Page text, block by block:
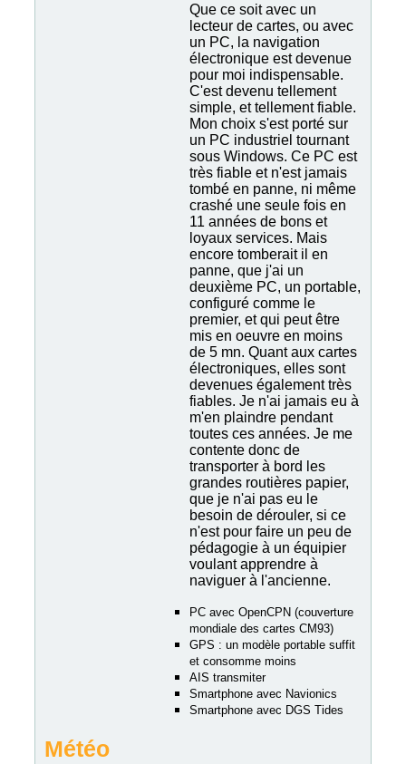
Que ce soit avec un
lecteur de cartes, ou avec
un PC, la navigation
électronique est devenue
pour moi indispensable.
C'est devenu tellement
simple, et tellement fiable.
Mon choix s'est porté sur
un PC industriel tournant
sous Windows. Ce PC est
très fiable et n'est jamais
tombé en panne, ni même
crashé une seule fois en
11 années de bons et
loyaux services. Mais
encore tomberait il en
panne, que j'ai un
deuxième PC, un portable,
configuré comme le
premier, et qui peut être
mis en oeuvre en moins
de 5 mn. Quant aux cartes
électroniques, elles sont
devenues également très
fiables. Je n'ai jamais eu à
m'en plaindre pendant
toutes ces années. Je me
contente donc de
transporter à bord les
grandes routières papier,
que je n'ai pas eu le
besoin de dérouler, si ce
n'est pour faire un peu de
pédagogie à un équipier
voulant apprendre à
naviguer à l'ancienne.
PC avec OpenCPN (couverture
mondiale des cartes CM93)
GPS : un modèle portable suffit
et consomme moins
AIS transmiter
Smartphone avec Navionics
Smartphone avec DGS Tides
Météo